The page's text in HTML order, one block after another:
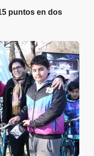
puntos en dos